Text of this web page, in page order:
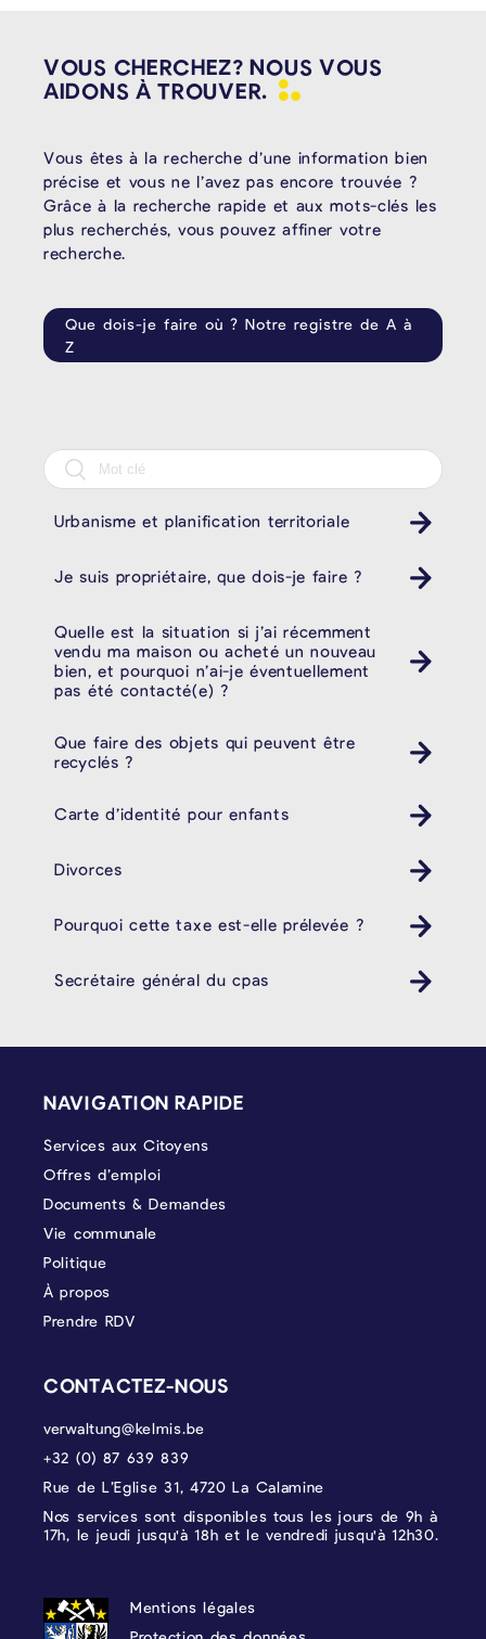
VOUS CHERCHEZ? NOUS VOUS
AIDONS ÀTROUVER.
Vous êtes à la recherche d’une information bien
précise et vous ne l’avez pas encore trouvée ?
Grâce à la recherche rapide et aux mots-clés les
plus recherchés, vous pouvez affiner votre
recherche.
Que dois-je faire où ? Notre registre de A à
Z
Urbanisme et planification territoriale
Je suis propriétaire, que dois-je faire ?
Quelle est la situation si j’ai récemment
vendu ma maison ou acheté un nouveau
bien, et pourquoi n’ai-je éventuellement
pas été contacté(e) ?
Que faire des objets qui peuvent être
recyclés ?
Carte d’identité pour enfants
Divorces
Pourquoi cette taxe est-elle prélevée ?
Secrétaire général du cpas
NAVIGATION RAPIDE
Services aux Citoyens
Offres d’emploi
Documents & Demandes
Vie communale
Politique
À propos
Prendre RDV
CONTACTEZ-NOUS
verwaltung@kelmis.be
+32 (0) 87 639 839
Rue de L’Eglise 31, 4720 La Calamine
Nos services sont disponibles tous les jours de 9h à
17h, le jeudi jusqu'à 18h et le vendredi jusqu'à 12h30.
PROTECTION DES DONNÉES, MENTIONS
Mentions légales